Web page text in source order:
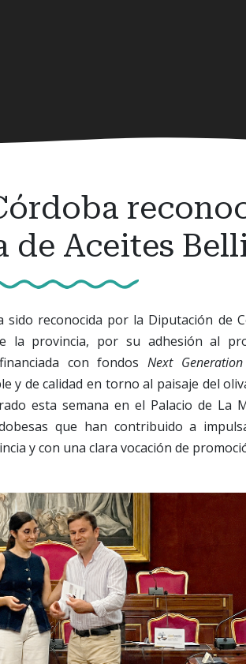
de Aceites
sido reconocida por la Diputación de
la provincia, por su adhesión al
con fondosNext
y de calidad en torno al paisaje del
esta semana en el Palacio de La
que han contribuido a
y con una clara vocación de